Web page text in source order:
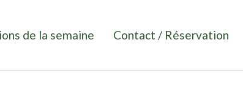
de la semaine Contact / Réservation